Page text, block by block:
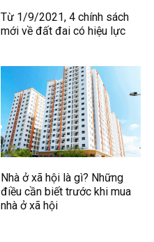
Từ 1/9/2021, 4 chính sách
mới về đất đai có hiệu lực
Nhà ở xã hội là gì? Những
điều cần biết trước khi mua
nhà ở xã hội